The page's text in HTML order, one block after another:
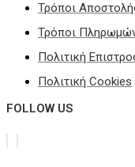
Τρόποι
Τρόποι
Πολιτική
Πολιτική Cookies
FOLLOW US